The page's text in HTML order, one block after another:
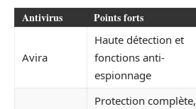
Antivirus Points forts
Avira
Haute détection et
fonctions anti-
espionnage
Protection complète,